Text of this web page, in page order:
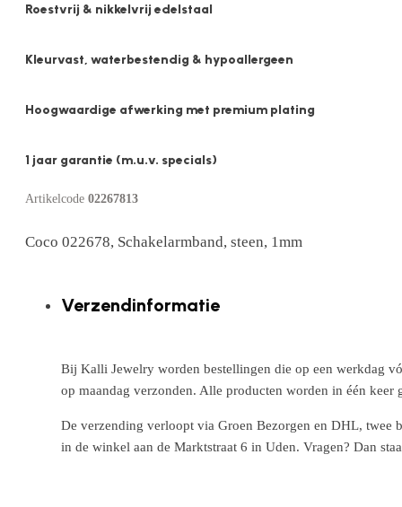
Roestvrij & nikkelvrij edelstaal
Kleurvast, waterbestendig & hypoallergeen
Hoogwaardige afwerking met premium plating
1 jaar garantie (m.u.v. specials)
Artikelcode 02267813
Coco 022678, Schakelarmband, steen, 1mm
Verzendinformatie
Bij Kalli Jewelry worden bestellingen die op een werkdag
op maandag verzonden. Alle producten worden in één
De verzending verloopt via Groen Bezorgen en DHL, twee
in de winkel aan de Marktstraat 6 in Uden. Vragen? Dan